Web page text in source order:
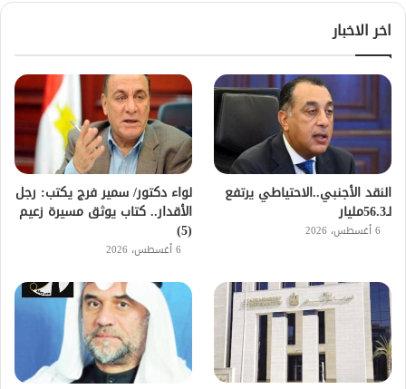
اخر الاخبار
النقد الأجنبي..الاحتياطي يرتفع
لـ56.3مليار
6 أغسطس، 2026
لواء دكتور/ سمير فرج يكتب: رجل
الأقدار.. كتاب يوثق مسيرة زعيم
(5)
6 أغسطس، 2026